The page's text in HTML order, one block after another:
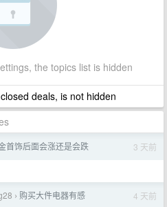
the topics list is hidden
deals, is not hidden
首饰后面会涨还是会跌 3 天前
› 购买大件电器有感 4 天前